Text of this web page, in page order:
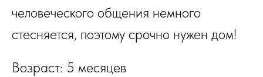
человеческого общения немного
стесняется, поэтому срочно нужен дом!
Возраст: 5 месяцев